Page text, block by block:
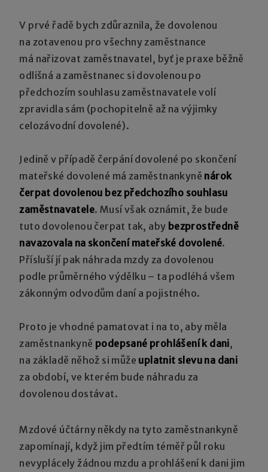
V prvé řadě bych zdůraznila, že dovolenou
na zotavenou pro všechny zaměstnance
má nařizovat zaměstnavatel, byť je praxe běžně
odlišná a zaměstnanec si dovolenou po
předchozím souhlasu zaměstnavatele volí
zpravidla sám (pochopitelně až na výjimky
celozávodní dovolené).
Jedině v případě čerpání dovolené po skončení
mateřské dovolené má zaměstnankyně nárok
čerpat dovolenou bez předchozího souhlasu
zaměstnavatele. Musí však oznámit, že bude
tuto dovolenou čerpat tak, aby bezprostředně
navazovala na skončení mateřské dovolené.
Přísluší jí pak náhrada mzdy za dovolenou
podle průměrného výdělku – ta podléhá všem
zákonným odvodům daní a pojistného.
Proto je vhodné pamatovat i na to, aby měla
zaměstnankyně podepsané prohlášení k dani,
na základě něhož si může uplatnit slevu na dani
za období, ve kterém bude náhradu za
dovolenou dostávat.
Mzdové účtárny někdy na tyto zaměstnankyně
zapomínají, když jim předtím téměř půl roku
nevyplácely žádnou mzdu a prohlášení k dani jim